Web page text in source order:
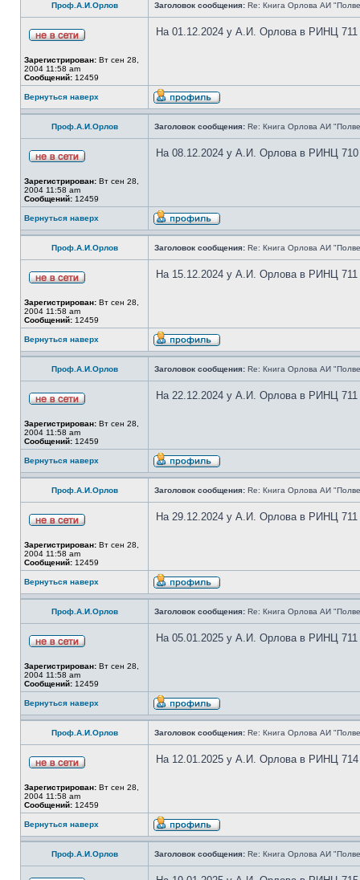
Проф.А.И.Орлов Заголовок сообщения: Re: Книга Орлова АИ
Зарегистрирован: Вт сен 28,
2004 11:58 am
Сообщений: 12459
На 01.12.2024 у А.И. Орлова в РИНЦ 711
Вернуться наверх
Проф.А.И.Орлов Заголовок сообщения: Re: Книга Орлова АИ
Зарегистрирован: Вт сен 28,
2004 11:58 am
Сообщений: 12459
На 08.12.2024 у А.И. Орлова в РИНЦ 710
Вернуться наверх
Проф.А.И.Орлов Заголовок сообщения: Re: Книга Орлова АИ
Зарегистрирован: Вт сен 28,
2004 11:58 am
Сообщений: 12459
На 15.12.2024 у А.И. Орлова в РИНЦ 711
Вернуться наверх
Проф.А.И.Орлов Заголовок сообщения: Re: Книга Орлова АИ
Зарегистрирован: Вт сен 28,
2004 11:58 am
Сообщений: 12459
На 22.12.2024 у А.И. Орлова в РИНЦ 711
Вернуться наверх
Проф.А.И.Орлов Заголовок сообщения: Re: Книга Орлова АИ
Зарегистрирован: Вт сен 28,
2004 11:58 am
Сообщений: 12459
На 29.12.2024 у А.И. Орлова в РИНЦ 711
Вернуться наверх
Проф.А.И.Орлов Заголовок сообщения: Re: Книга Орлова АИ
Зарегистрирован: Вт сен 28,
2004 11:58 am
Сообщений: 12459
На 05.01.2025 у А.И. Орлова в РИНЦ 711
Вернуться наверх
Проф.А.И.Орлов Заголовок сообщения: Re: Книга Орлова АИ
Зарегистрирован: Вт сен 28,
2004 11:58 am
Сообщений: 12459
На 12.01.2025 у А.И. Орлова в РИНЦ 714
Вернуться наверх
Проф.А.И.Орлов Заголовок сообщения: Re: Книга Орлова АИ